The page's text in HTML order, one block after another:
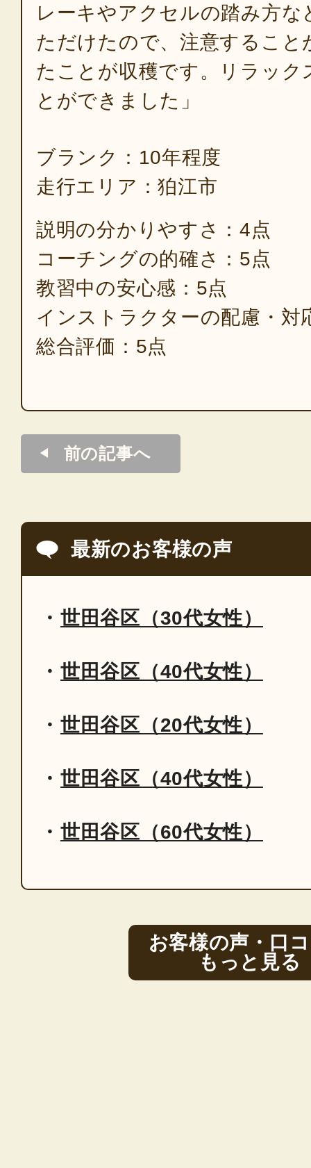
レーキやアクセルの踏み方な
ただけたので、注意すること
たことが収穫です。リラック
とができました」
ブランク：10年程度
走行エリア：狛江市
説明の分かりやすさ：4点
コーチングの的確さ：5点
教習中の安心感：5点
インストラクターの配慮・対
総合評価：5点
前の記事へ
最新のお客様の声
世田谷区（30代女性）
世田谷区（40代女性）
世田谷区（20代女性）
世田谷区（40代女性）
世田谷区（60代女性）
お客様の声・口
もっと見る